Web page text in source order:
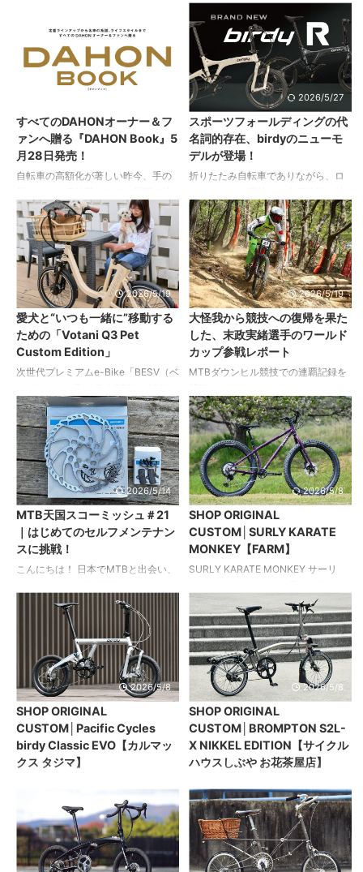
県の狭山湖周辺にて、6月20日・21
日に開催されます。 乗って、たたん
で、持って……実際に車体に触れて、
その実力を体験できる絶好の機会で
す。 以下、プレスリリースより。
の2日間、狭山湖・トトロの森周辺を
舞台に、Brompton G Lineの走行性能
を実際のライドで体感できる一般向
け試乗イベント「Brompton G Line
選手。 5月には韓国で開催されたワ
ールドカップへも参戦。（そのレポ
ートはこちら） 世界へ挑戦したこと
で感じた課題はありながらも、全日
本選手権で見事連覇を果たしまし
た。末政選手本人による、レースレ
ポートをお届けします。 6月6日〜7
日に岐阜県・ウイングヒルズ白鳥で
開催された第39回全日本自転車競技
選手権大会 マウンテンバイク
ル）に参戦し、全日本選手権2連覇、
19回目の全日本タ ...
すべてのDAHONオーナー＆フ
ァンへ贈る『DAHON Book』5
月28日発売！
自転車の高額化が著しい昨今、手の
目されている『DAHON』。 K3の登
場後は趣味層も急増、エントリーグ
レードからハイエンドモデルまで、
幅広い層から支持されています。 本
誌は、折りたたみ自転車として圧倒
的な知名度を誇るDAHON初の専門
誌。 歴史やラインアップに加え、オ
ーナーの自転車ライフやカスタマイ
ズまで幅広い情報を網羅。さまざま
な自転車ライフに寄り添う保存版と
なる１冊です。 革新的なテクノロジ
に実践投入してきたダホン。その絶
えることない情熱 ...
2026/5/27
スポーツフォールディングの代
名詞的存在、birdyのニューモ
デルが登場！
折りたたみ自転車でありながら、ロ
つフラッグシップモデル「birdy R」
が、フルモデルチェンジを果たし
「birdy R20」として登場！ 2026年8
月末の発売を予定しています。 新設
計フレームによる、さらなる洗練と
機能美 最大のトピックは、フロント
フォークとリアスイングアームの刷
新。 birdyの象徴である流麗なアルミ
モノコックフレームの美しさはその
ままに、フロントフォークおよびリ
アスイングアームを新設計、よりク
ュなシルエットを実現していま ...
2026/5/19
愛犬と“いつも一緒に”移動する
ための「Votani Q3 Pet
Custom Edition」
次世代プレミアムe-Bike「BESV（ベ
が、愛犬とともに日常の移動を楽し
むための特別仕様「Votani Q3 Pet
Custom Edition」を5月20日に発
売。100台の数量限定販売となりま
す。 以下、プレスリリースより。
“おでかけも、いつも一緒に。” をコ
ンセプトに、ペットとの移動をより
安心で快適に、一緒に過ごす時間を
もっと心地よい体験へと拡張しま
す。 ペットは「家族」。移動の価値
を再定義 ペットは、ただ“かわいい存
2026/5/19
大怪我から競技への復帰を果た
した、末政実緒選手のワールド
カップ参戦レポート
MTBダウンヒル競技での連覇記録を
輝かしい成績を残してきた末政実緒
選手。 3年前のトレーニング中に腕
が麻痺するほどの怪我を負いながら
も、リハビリとトレーニングを重ね
競技へ復帰。 2026年5月、韓国で開
催された「WHOOP UCI Mountain
Bike World Series（通称：ワールド
カップ）」への参戦レポートをお届
けする。 アジア開催のワールドシリ
ーズで見えたもの WHOOP UCI
Mountain Bike World Series MONA
2026/5/14
MTB天国スコーミッシュ＃21
｜はじめてのセルフメンテナン
スに挑戦！
こんにちは！ 日本でMTBと出会い、
ュにて日々トレイルに繰り出してい
る寺井杏雛（あんじゅ）です。 今回
は、MTBシーズンに向けたメンテナ
ンスについて。 ブレーキパッドとデ
ィスクローターの交換に初挑戦しま
した！ 1. 女子ライダーとメンテナン
スの壁 以前、MTBに乗っていた女性
の知り合いにこんなことを言われま
した。 「私がMTBに乗らなくなった
のは、メンテナンスとかバイクいじ
りが苦手で自分でできなかったか
をいじることが超苦手な私にとって
2026/5/8
SHOP ORIGINAL
CUSTOM│SURLY KARATE
MONKEY【FARM】
SURLY KARATE MONKEY サーリ
み上げたファットタイヤのMTB カス
タム仕様のブロンプトンを所有して
いるオーナーが新たな愛車として追
加したモデルは、ジャンル的に真逆
とも言えるクロモリフレームのマウ
ンテンバイク。 当初は完成車での購
入を検討していたそうだが、好みの
スタイルに仕上げられるフレームか
らの組み上げを選択。 登山も嗜むオ
ーナーゆえに山遊びを満喫できる自
転車を……と思いきや、カスタムのコ
まわりやタイヤサイズ、クランクな
ど ...
2026/5/8
SHOP ORIGINAL
CUSTOM│Pacific Cycles
birdy Classic EVO【カルマッ
クス タジマ】
EDITION パシフィックサイクルズ
バーディークラシックエヴォ カラー
オーダーで輝きを増したこだわりの
愛車 休みの日は輪行で都心の臨海エ
リアへ出向き、サイクリングを楽し
2026/5/8
SHOP ORIGINAL
CUSTOM│BROMPTON S2L-
X NIKKEL EDITION【サイクル
ハウスしぶや お花茶屋店】
EDITION ブロンプトン S2L-X ニッ
ケルエディション パーツ選びにこだ
わった長くつき合うためのカスタム
ベースとなったモデルはブロンプト
ンでは珍しいニッケルカラーのモデ